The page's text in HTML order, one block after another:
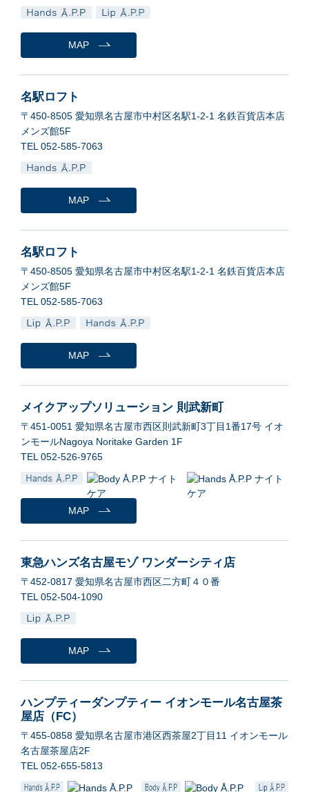
MAP
名駅ロフト
〒450-8505 愛知県名古屋市中村区名駅1-2-1 名鉄百貨店本店
メンズ館5F
TEL 052-585-7063
MAP
名駅ロフト
〒450-8505 愛知県名古屋市中村区名駅1-2-1 名鉄百貨店本店
メンズ館5F
TEL 052-585-7063
MAP
メイクアップソリューション 則武新町
〒451-0051 愛知県名古屋市西区則武新町3丁目1番17号 イオ
ンモールNagoya Noritake Garden 1F
TEL 052-526-9765
MAP
東急ハンズ名古屋モゾ ワンダーシティ店
〒452-0817 愛知県名古屋市西区二方町４０番
TEL 052-504-1090
MAP
ハンプティーダンプティー イオンモール名古屋茶
屋店（FC）
〒455-0858 愛知県名古屋市港区西茶屋2丁目11 イオンモール
名古屋茶屋店2F
TEL 052-655-5813